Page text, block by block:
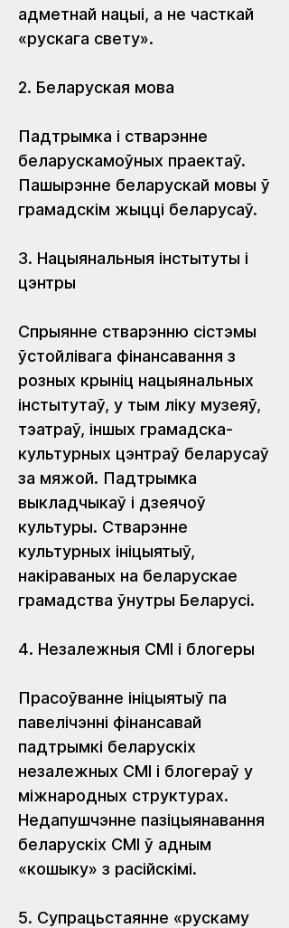
адметнай нацыі, а не часткай
«рускага свету».
2. Беларуская мова
Падтрымка і стварэнне
беларускамоўных праектаў.
Пашырэнне беларускай мовы ў
грамадскім жыцці беларусаў.
3. Нацыянальныя інстытуты і
цэнтры
Спрыянне стварэнню сістэмы
ўстойлівага фінансавання з
розных крыніц нацыянальных
інстытутаў, у тым ліку музеяў,
тэатраў, іншых грамадска-
культурных цэнтраў беларусаў
за мяжой. Падтрымка
выкладчыкаў і дзеячоў
культуры. Стварэнне
культурных ініцыятыў,
накіраваных на беларускае
грамадства ўнутры Беларусі.
4. Незалежныя СМІ і блогеры
Прасоўванне ініцыятыў па
павелічэнні фінансавай
падтрымкі беларускіх
незалежных СМІ і блогераў у
міжнародных структурах.
Недапушчэнне пазіцыянавання
беларускіх СМІ ў адным
«кошыку» з расійскімі.
5. Супрацьстаянне «рускаму